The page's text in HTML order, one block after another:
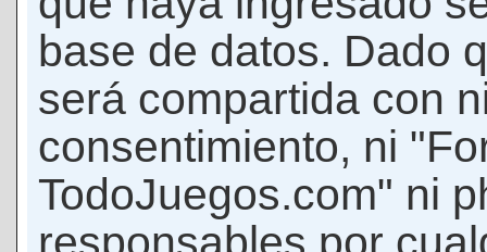
base de datos. Dado
será compartida con
consentimiento, ni
TodoJuegos.com" ni